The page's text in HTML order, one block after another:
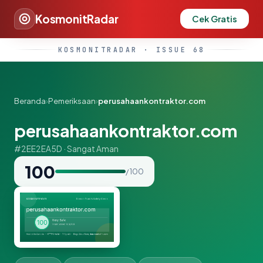
KosmonitRadar Cek Gratis
KOSMONITRADAR · ISSUE 68
Beranda›Pemeriksaan›perusahaankontraktor.com
perusahaankontraktor.com
#2EE2EA5D · Sangat Aman
100 / 100